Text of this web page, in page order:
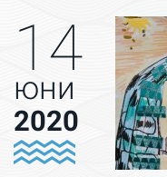
14
юни
2020